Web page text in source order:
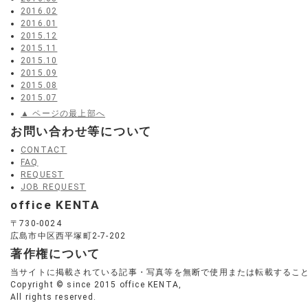
2016.02
2016.01
2015.12
2015.11
2015.10
2015.09
2015.08
2015.07
▲ ページの最上部へ
お問い合わせ等について
CONTACT
FAQ
REQUEST
JOB REQUEST
office KENTA
〒730-0024
広島市中区西平塚町2-7-202
著作権について
当サイトに掲載されている記事・写真等を無断で使用または転載するこ
Copyright © since 2015 office KENTA,
All rights reserved.